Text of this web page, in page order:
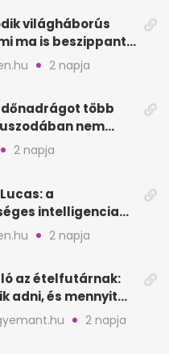
világháborús
ma is beszippant
elé 2 napja
több
nem
el2 napja
a
intelligencia
következő
2 napja
az ételfutárnak:
adni, és mennyit
2 napja